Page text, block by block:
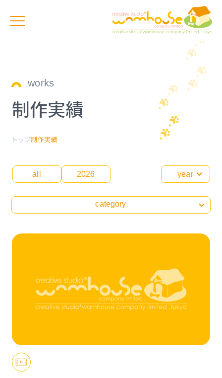
works
制作実績
トップ制作実績
all 2026 year
category